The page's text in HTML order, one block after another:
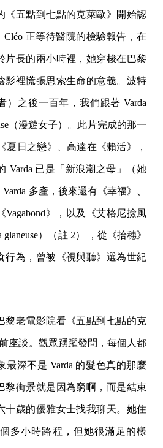
《五點到七點的克萊歐》開始認
Cléo 正等待醫院的檢驗報告，在
片長的兩小時裡，她穿梭在巴黎
影裡慌張思索生命的意義。波特
）之後一百年，我們跟著 Varda
（漫遊女子）。此片完成的那一
夏日之戀》、高達在《賴活》，
Varda 已是「新浪潮之母」（她
多產，後來還有《幸福》、
Vagabond》，以及《艾格尼撿風
glaneuse）（註 2） ，從《拾穗》
行為，曾被《視與聽》選為世紀
黎老電影院看《五點到七點的克
座談。觀眾踴躍發問，每個人都
最深不是 Varda 的髮色真的那麼
黎街景就是因為窮啊，而是結束
十歲的優雅女士找我聊天。她住
多小時路程，但她很滿足的樣